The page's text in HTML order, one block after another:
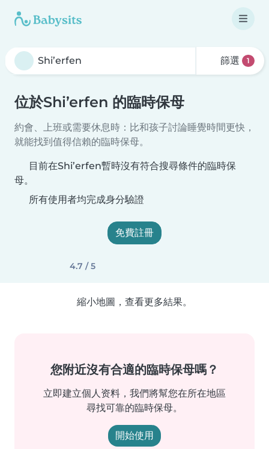
篩選 1
位於Shi’erfen 的臨時保母
約會、上班或需要休息時：比和孩子討論睡覺時間更快，
就能找到值得信賴的臨時保母。
目前在Shi’erfen暫時沒有符合搜尋條件的臨時保
母。
所有使用者均完成身分驗證
免費註冊
4.7 / 5
縮小地圖，查看更多結果。
您附近沒有合適的臨時保母嗎？
立即建立個人资料，我們將幫您在所在地區
尋找可靠的臨時保母。
開始使用